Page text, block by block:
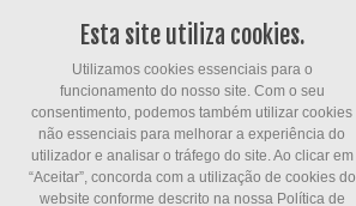
HORÁRIO
FACEBOOK
ESPECIAIS
Esta site utiliza cookies.
Utilizamos cookies essenciais para o
funcionamento do nosso site. Com o seu
consentimento, podemos também utilizar cookies
não essenciais para melhorar a experiência do
utilizador e analisar o tráfego do site. Ao clicar em
“Aceitar”, concorda com a utilização de cookies do
website conforme descrito na nossa Política de